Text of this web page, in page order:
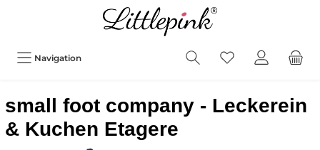
Navigation
small foot company - Leckerein
& Kuchen Etagere